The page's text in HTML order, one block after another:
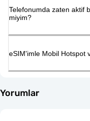
Telefonumda zaten aktif
miyim?
eSIM'imle Mobil Hotspot
Yorumlar